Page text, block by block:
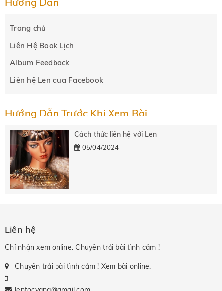
Trang chủ
Liên Hệ Book Lịch
Album Feedback
Liên hệ Len qua Facebook
Hướng Dẫn Trước Khi Xem Bài
Cách thức liên hệ với Len
05/04/2024
Liên hệ
Chỉ nhận xem online. Chuyên trải bài tình cảm !
Chuyên trải bài tình cảm ! Xem bài online.